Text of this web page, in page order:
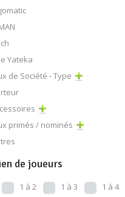
Yateka
de Société - Type
primés / nominés
de joueurs
1 à 2 1 à 3 1 à 4